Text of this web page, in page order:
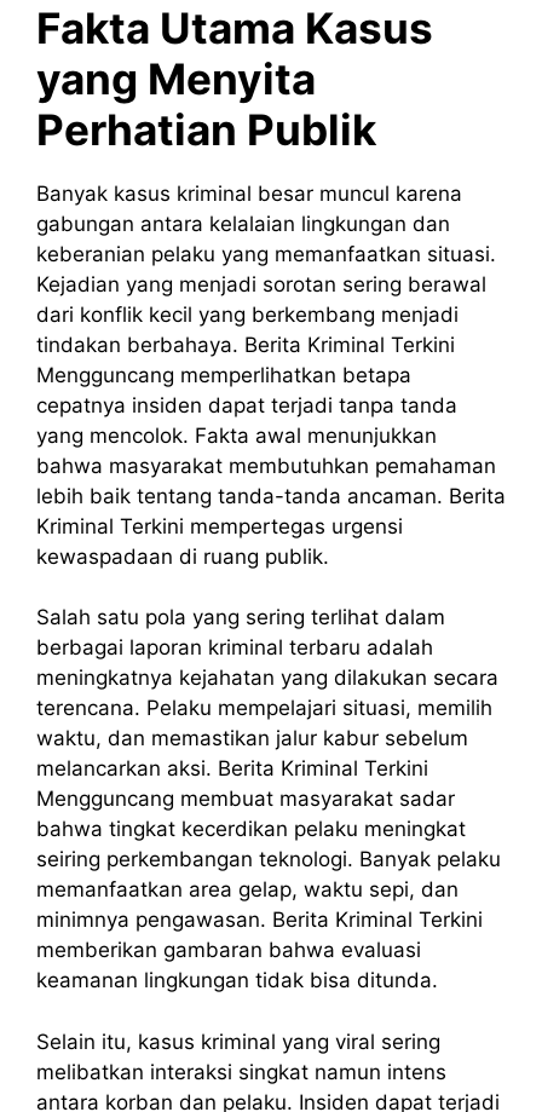
Fakta Utama Kasus
yang Menyita
Perhatian Publik
Banyak kasus kriminal besar muncul karena
gabungan antara kelalaian lingkungan dan
keberanian pelaku yang memanfaatkan situasi.
Kejadian yang menjadi sorotan sering berawal
dari konflik kecil yang berkembang menjadi
tindakan berbahaya. Berita Kriminal Terkini
Mengguncang memperlihatkan betapa
cepatnya insiden dapat terjadi tanpa tanda
yang mencolok. Fakta awal menunjukkan
bahwa masyarakat membutuhkan pemahaman
lebih baik tentang tanda-tanda ancaman. Berita
Kriminal Terkini mempertegas urgensi
kewaspadaan di ruang publik.
Salah satu pola yang sering terlihat dalam
berbagai laporan kriminal terbaru adalah
meningkatnya kejahatan yang dilakukan secara
terencana. Pelaku mempelajari situasi, memilih
waktu, dan memastikan jalur kabur sebelum
melancarkan aksi. Berita Kriminal Terkini
Mengguncang membuat masyarakat sadar
bahwa tingkat kecerdikan pelaku meningkat
seiring perkembangan teknologi. Banyak pelaku
memanfaatkan area gelap, waktu sepi, dan
minimnya pengawasan. Berita Kriminal Terkini
memberikan gambaran bahwa evaluasi
keamanan lingkungan tidak bisa ditunda.
Selain itu, kasus kriminal yang viral sering
melibatkan interaksi singkat namun intens
antara korban dan pelaku. Insiden dapat terjadi